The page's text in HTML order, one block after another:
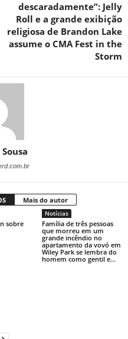
descaradamente”: Jelly
Roll e a grande exibição
religiosa de Brandon Lake
assume o CMA Fest in the
Storm
Mais do autor
sobre
Notícias
Família de três pessoas
que morreu em um
grande incêndio no
apartamento da vovó em
Wiley Park se lembra do
homem como gentil e...